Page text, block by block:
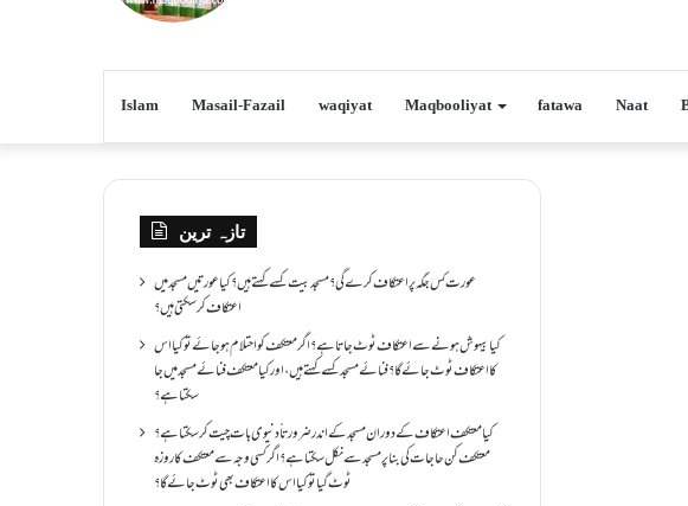
Islam Masail-Fazail waqiyat Maqbooliyat fatawa Naat
تازہ ترین
عورت کس جگہ پر اعتکاف کرے گی؟مسجد بیت کسے کہتے ہیں؟کیا عورتیں مسجد میں
اعتکاف کر سکتی ہیں؟
کیا بیہوش ہونے سے اعتکاف ٹوٹ جاتا ہے؟ اگر معتکف کو احتلام ہو جائے تو کیا اس
کا اعتکاف ٹوٹ جائے گا؟فنائے مسجد کسے کہتے ہیں ، اور کیا معتکف فنائے مسجد میں جا
سکتا ہے؟
کیا معتکف اعتکاف کے دوران مسجد کے اندر ضرورتاً دنیوی بات چیت کر سکتا ہے؟
معتکف کن حاجات کی بنا پر مسجد سے نکل سکتا ہے؟ اگر کسی وجہ سے معتکف کا روزہ
ٹوٹ گیا تو کیا اس کا اعتکاف بھی ٹوٹ جائے گا؟